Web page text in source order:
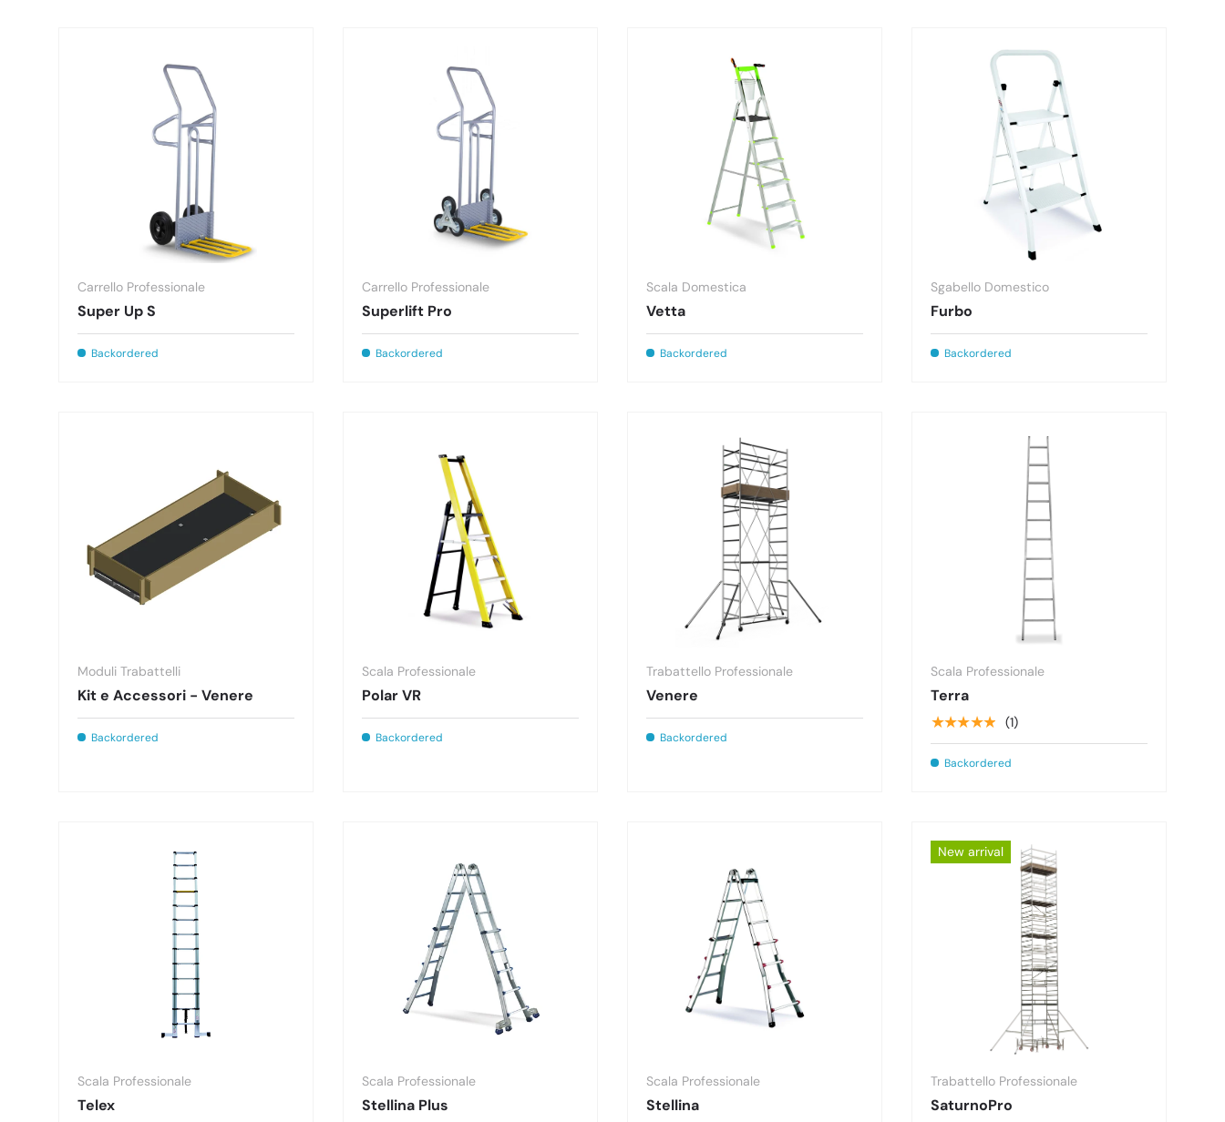
Carrello Professionale
Super Up S
Backordered
Carrello Professionale
Superlift Pro
Backordered
Scala Domestica
Vetta
Backordered
Sgabello Domestico
Furbo
Backordered
Moduli Trabattelli
Kit e Accessori - Venere
Backordered
Scala Professionale
Polar VR
Backordered
Trabattello Professionale
Venere
Backordered
Scala Professionale
Terra
★★★★★ (1)
Backordered
Scala Professionale
Telex
Scala Professionale
Stellina Plus
Scala Professionale
Stellina
New arrival
Trabattello Professionale
SaturnoPro